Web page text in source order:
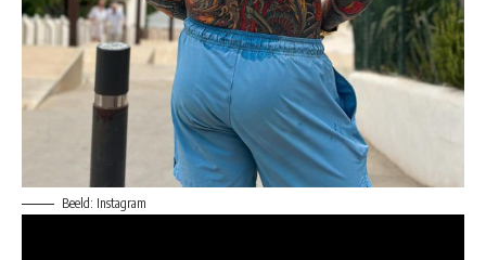
Beeld: Instagram